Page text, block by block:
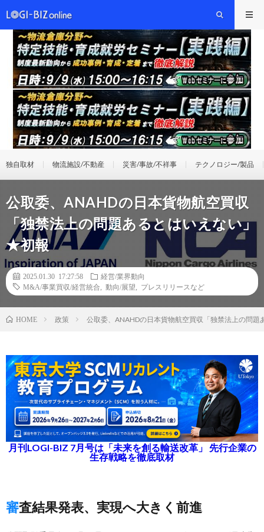
独自取材 物流施設/不動産 災害/事故/不祥事 テクノロジー/製品
公取委、ANAHDの日本貨物航空買収
「独禁法上の問題あるとはいえない」
★初報
2025.01.30 17:27:58
経営/業界動向
M&A/事業買収/経営統合
動向/展望 プレスリリースなど
HOME 政策 公取委、ANAHDの日本貨物航空買収「独禁法上の問
月刊LOGI-BIZ 7月号は「未来を創る輸送改革」 先行企業の
生存戦略を徹底取材
審査結果発表、実現へ大きく前進